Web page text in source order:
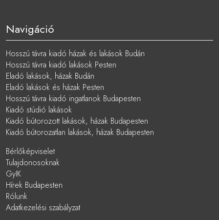
Navigáció
Hosszú távra kiadó házak és lakások Budán
Hosszú távra kiadó lakások Pesten
Eladó lakások, házak Budán
Eladó lakások és házak Pesten
Hosszú távra kiadó ingatlanok Budapesten
Kiadó stúdió lakások
Kiadó bútorozott lakások, házak Budapesten
Kiadó bútorozatlan lakások, házak Budapesten
Bérlőképviselet
Tulajdonosoknak
GyIK
Hírek Budapesten
Rólunk
Adatkezelési szabályzat